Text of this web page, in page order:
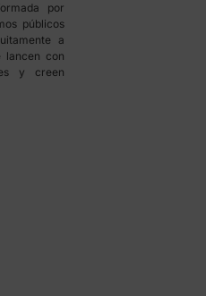
por
públicos
a
lancen con
y creen